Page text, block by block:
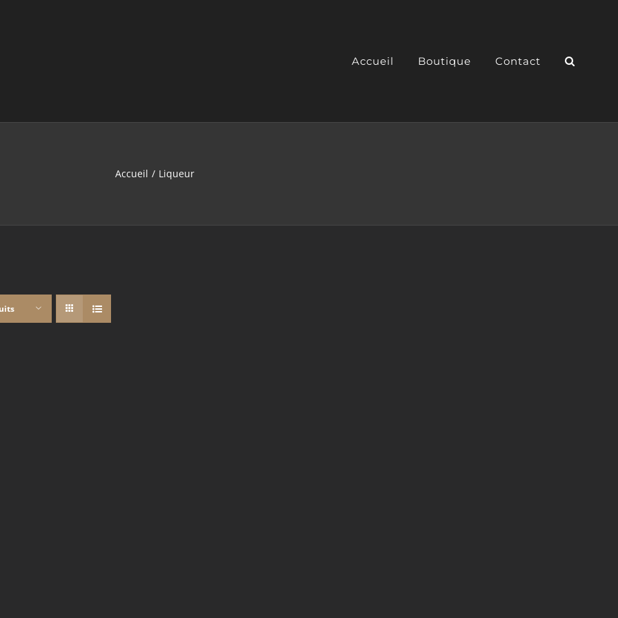
Accueil Boutique Contact
Accueil Liqueur